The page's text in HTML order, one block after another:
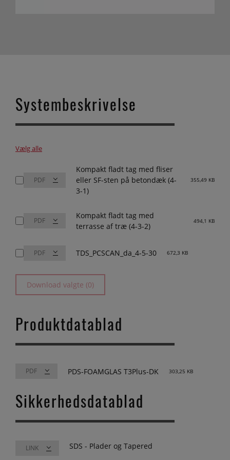
Systembeskrivelse
Vælg alle
Kompakt fladt tag med fliser
eller SF-sten på betondæk (4-
3-1)
355,49 KB
Kompakt fladt tag med
terrasse af træ (4-3-2)
494,1 KB
TDS_PCSCAN_da_4-5-30 672,3 KB
Download valgte (0)
Produktdatablad
PDS-FOAMGLAS T3Plus-DK 303,25 KB
Sikkerhedsdatablad
LINK SDS - Plader og Tapered